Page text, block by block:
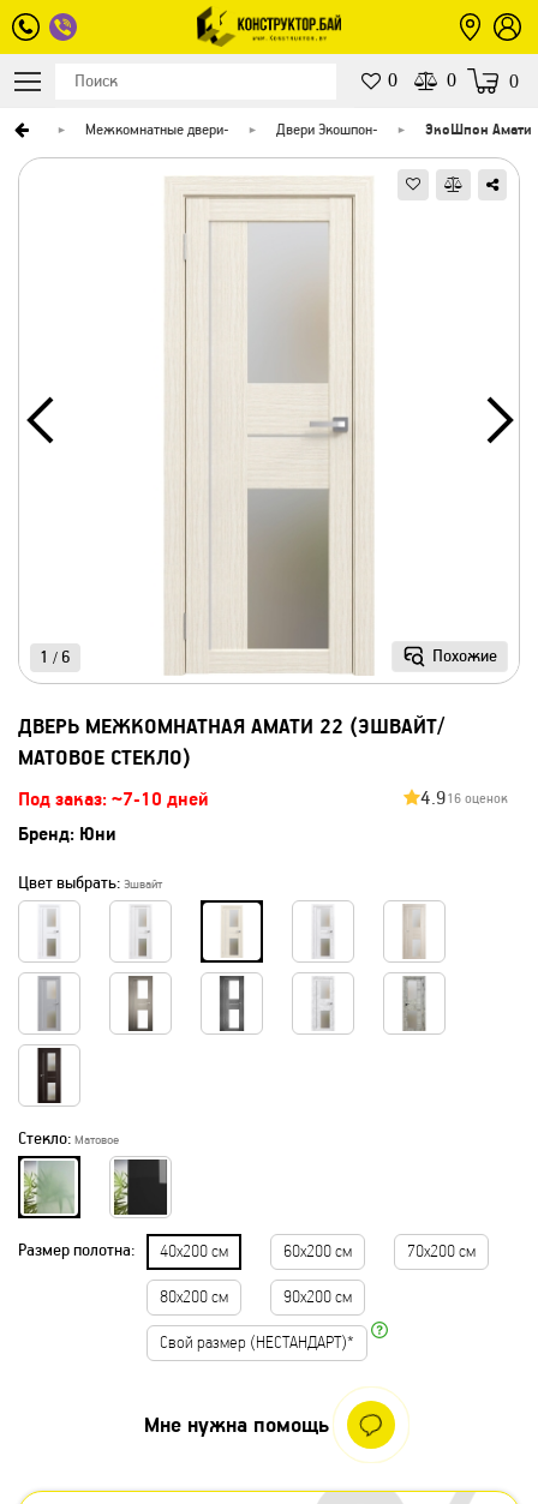
0 0 0
Межкомнатные двери- Двери Экошпон- ЭкоШпон Амати
Похожие
1 / 6
ДВЕРЬ МЕЖКОМНАТНАЯ АМАТИ 22 (ЭШВАЙТ/
МАТОВОЕ СТЕКЛО)
Под заказ: ~7-10 дней 4.916 оценок
Бренд: Юни
Цвет выбрать: Эшвайт
Стекло: Матовое
Размер полотна: 40х200 см 60х200 см 70х200 см
80х200 см 90х200 см
Свой размер (НЕСТАНДАРТ)*
Мне нужна помощь